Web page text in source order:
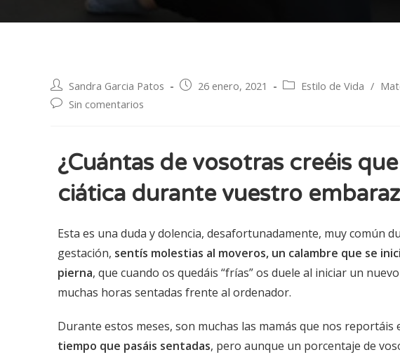
Sandra Garcia Patos 26 enero, 2021 Estilo de Vida /
Sin comentarios
¿Cuántas de vosotras creéis
ciática durante vuestro
Esta es una duda y dolencia, desafortunadamente, muy común
gestación, sentís molestias al moveros, un calambre que se
pierna, que cuando os quedáis “frías” os duele al iniciar un
muchas horas sentadas frente al ordenador.
Durante estos meses, son muchas las mamás que nos
tiempo que pasáis sentadas, pero aunque un porcentaje de